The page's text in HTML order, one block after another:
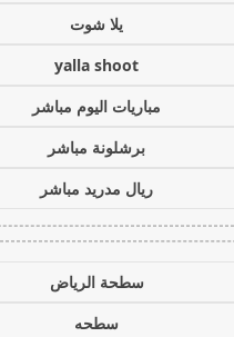
يلا شوت
yalla shoot
مباريات اليوم مباشر
برشلونة مباشر
ريال مدريد مباشر
سطحة الرياض
سطحه